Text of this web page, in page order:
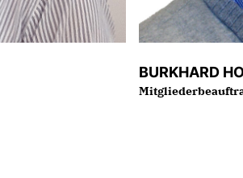
BURKHARD